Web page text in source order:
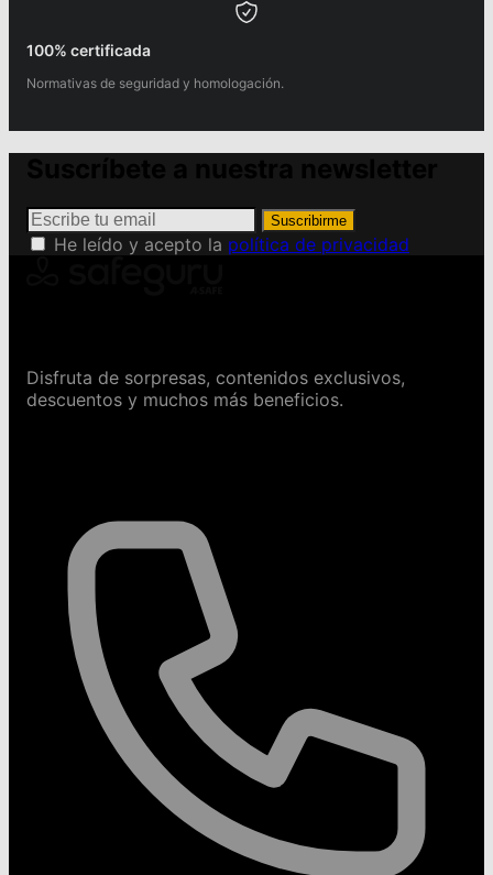
100% certificada
Normativas de seguridad y homologación.
Suscribirme
He leído y acepto la política de privacidad
Disfruta de sorpresas, contenidos exclusivos,
descuentos y muchos más beneficios.